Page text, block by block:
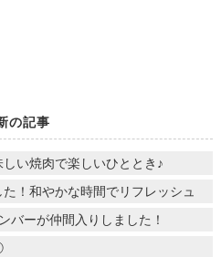
の記事
い焼肉で楽しいひととき♪
！和やかな時間でリフレッシュ
バーが仲間入りしました！